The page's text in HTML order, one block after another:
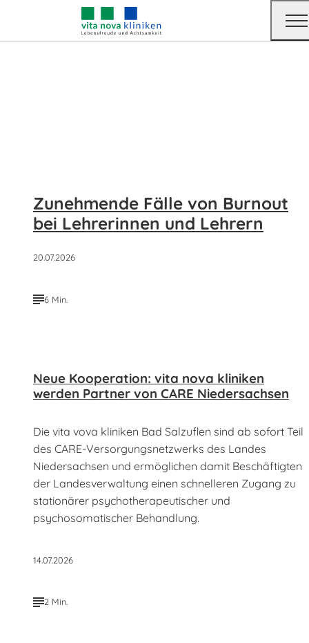
Zunehmende Fälle von Burnout
bei Lehrerinnen und Lehrern
20.07.2026
6 Min.
Neue Kooperation: vita nova kliniken
werden Partner von CARE Niedersachsen
Die vita vova kliniken Bad Salzuflen sind ab sofort Teil
des CARE-Versorgungsnetzwerks des Landes
Niedersachsen und ermöglichen damit Beschäftigten
der Landesverwaltung einen schnelleren Zugang zu
stationärer psychotherapeutischer und
psychosomatischer Behandlung.
14.07.2026
2 Min.